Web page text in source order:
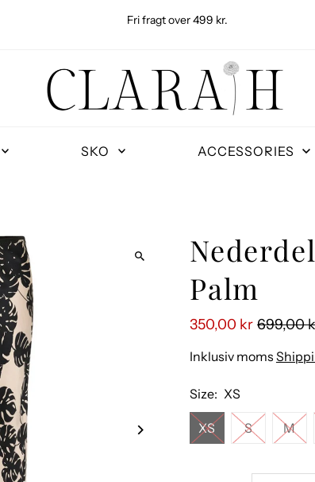
Fri fragt over 499 kr.
SKO ACCESSORIES
Palm
350,00 kr 699,00
Inklusiv moms
Size: XS
XS S M